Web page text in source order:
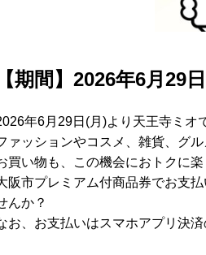
【期間】2026年6月29
年6月29日(月)より天王寺ミオ
ァッションやコスメ、雑貨、グ
買い物も、この機会におトクに楽
阪市プレミアム付商品券でお支
んか？
お、お支払いはスマホアプリ決